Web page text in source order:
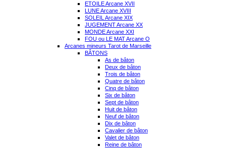
ETOILE Arcane XVII
LUNE Arcane XVIII
SOLEIL Arcane XIX
JUGEMENT Arcane XX
MONDE Arcane XXI
FOU ou LE MAT Arcane O
Arcanes mineurs Tarot de Marseille
BÂTONS
As de bâton
Deux de bâton
Trois de bâton
Quatre de bâton
Cinq de bâton
Six de bâton
Sept de bâton
Huit de bâton
Neuf de bâton
Dix de bâton
Cavalier de bâton
Valet de bâton
Reine de bâton